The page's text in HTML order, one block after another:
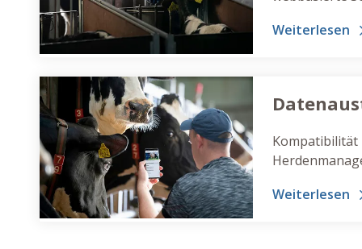
Besamungen)
Weiterlesen
Kompatibilität
Weiterlesen